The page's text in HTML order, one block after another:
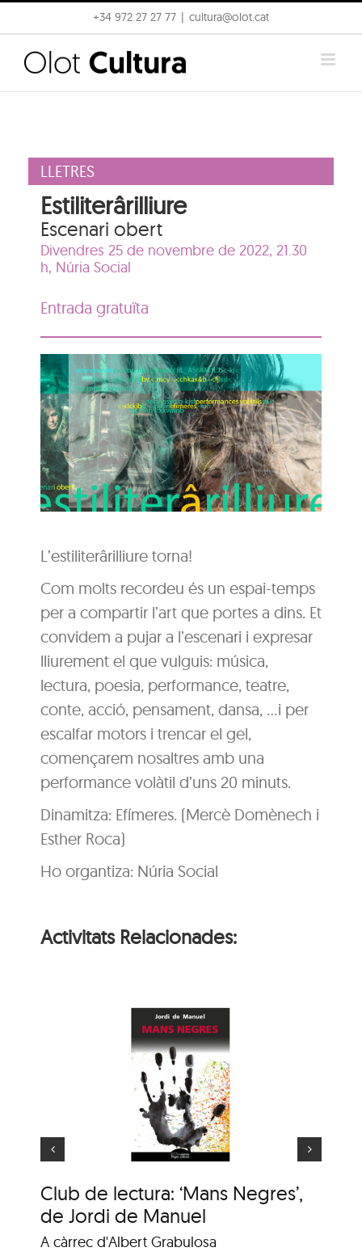
to
content
+34 972 27 27 77 cultura@olot.cat
LLETRES
Estiliterârilliure
Escenari obert
Divendres 25 de novembre de 2022, 21.30
h, Núria Social
Entrada gratuïta
L’estiliterârilliure torna!
Com molts recordeu és un espai-temps
per a compartir l’art que portes a dins. Et
convidem a pujar a l’escenari i expresar
lliurement el que vulguis: música,
lectura, poesia, performance, teatre,
conte, acció, pensament, dansa, …i per
escalfar motors i trencar el gel,
començarem nosaltres amb una
performance volàtil d’uns 20 minuts.
Dinamitza: Efímeres. (Mercè Domènech i
Esther Roca)
Ho organtiza: Núria Social
Activitats Relacionades:
Club de lectura: ‘Mans Negres’,
de Jordi de Manuel
A càrrec d'Albert Grabulosa
Animaler